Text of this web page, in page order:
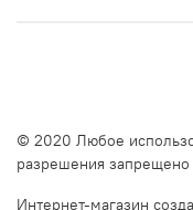
© 2020 Любое
разрешения запрещено
Интернет-магазин